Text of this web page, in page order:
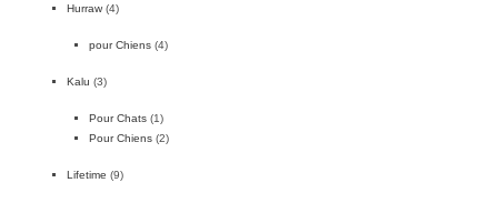
Hurraw (4)
pour Chiens (4)
Kalu (3)
Pour Chats (1)
Pour Chiens (2)
Lifetime (9)